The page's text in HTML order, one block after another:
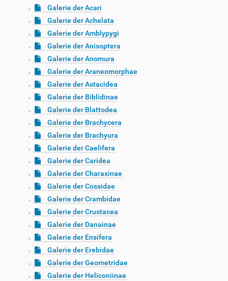
Galerie der Acari
Galerie der Achelata
Galerie der Amblypygi
Galerie der Anisoptera
Galerie der Anomura
Galerie der Araneomorphae
Galerie der Astacidea
Galerie der Biblidinae
Galerie der Blattodea
Galerie der Brachycera
Galerie der Brachyura
Galerie der Caelifera
Galerie der Caridea
Galerie der Charaxinae
Galerie der Cossidae
Galerie der Crambidae
Galerie der Crustacea
Galerie der Danainae
Galerie der Ensifera
Galerie der Erebidae
Galerie der Geometridae
Galerie der Heliconiinae